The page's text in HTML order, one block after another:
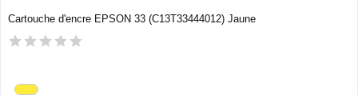
Cartouche d'encre EPSON 33 (C13T33444012) Jaune